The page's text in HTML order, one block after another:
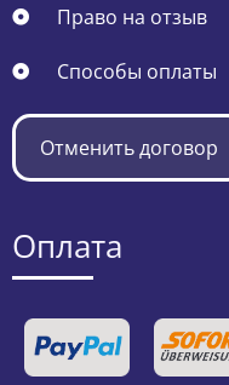
Право на отзыв
Способы оплаты
Отменить договор
Оплата